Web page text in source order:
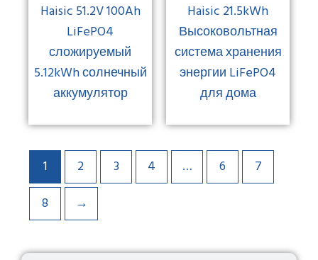
Haisic 51.2V 100Ah
LiFePO4
сложируемый
5.12kWh солнечный
аккумулятор
Haisic 21.5kWh
Высоковольтная
система хранения
энергии LiFePO4
для дома
1 2 3 4 … 6
7
8
→